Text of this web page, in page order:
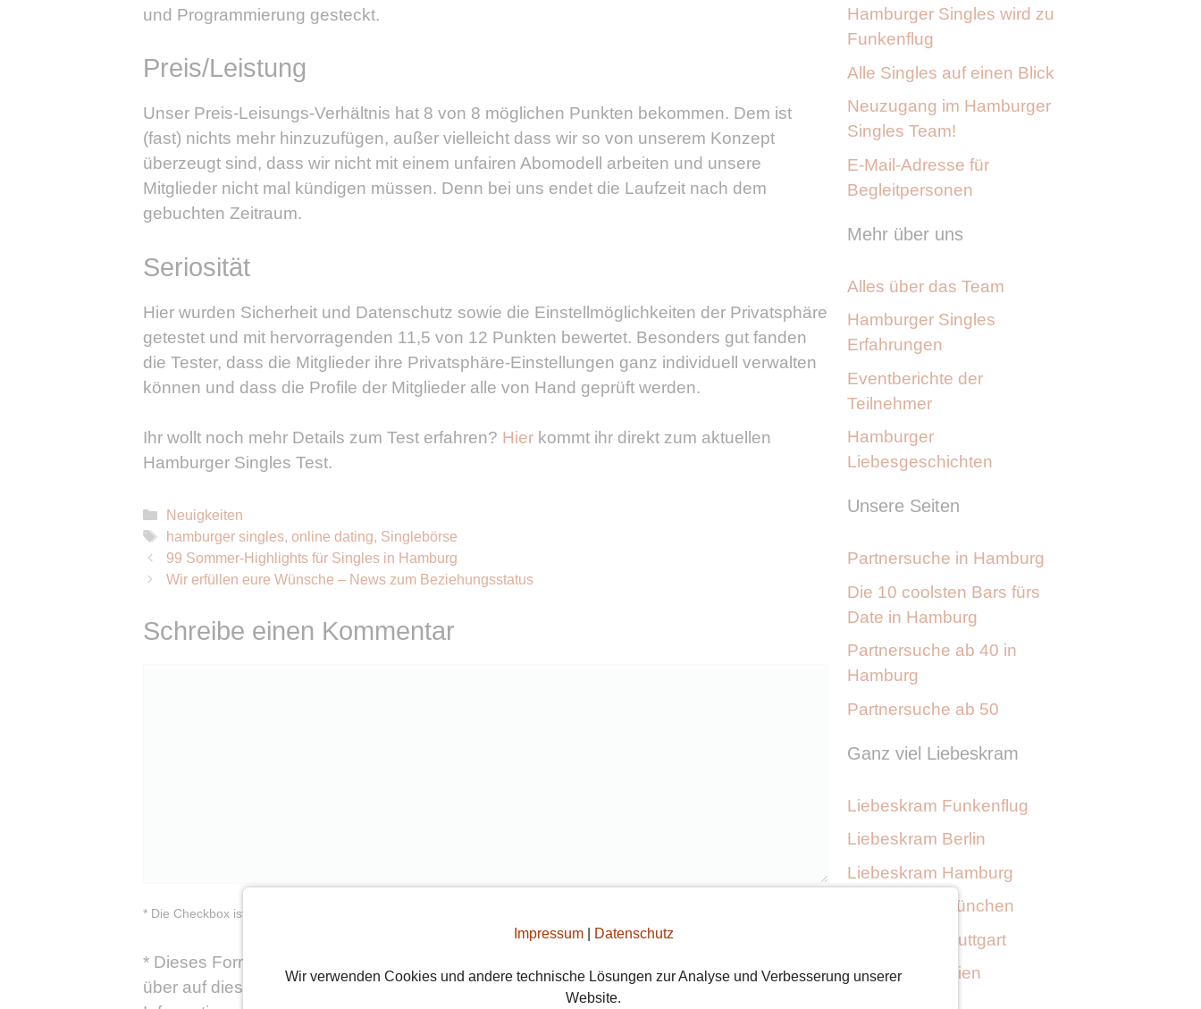
Impressum| Datenschutz
Wir verwenden Cookies und andere technische Lösungen zur Analyse und Verbesserung unserer
Website.
und Programmierung gesteckt.
Preis/Leistung
Unser Preis-Leisungs-Verhältnis hat 8 von 8 möglichen Punkten bekommen. Dem ist
(fast) nichts mehr hinzuzufügen, außer vielleicht dass wir so von unserem Konzept
überzeugt sind, dass wir nicht mit einem unfairen Abomodell arbeiten und unsere
Mitglieder nicht mal kündigen müssen. Denn bei uns endet die Laufzeit nach dem
gebuchten Zeitraum.
Seriosität
Hier wurden Sicherheit und Datenschutz sowie die Einstellmöglichkeiten der Privatsphäre
getestet und mit hervorragenden 11,5 von 12 Punkten bewertet. Besonders gut fanden
die Tester, dass die Mitglieder ihre Privatsphäre-Einstellungen ganz individuell verwalten
können und dass die Profile der Mitglieder alle von Hand geprüft werden.
Ihr wollt noch mehr Details zum Test erfahren? Hier kommt ihr direkt zum aktuellen
Hamburger Singles Test.
Kategorien
Neuigkeiten
Schlagwörter
hamburger singles, online dating, Singlebörse
99 Sommer-Highlights für Singles in Hamburg
Wir erfüllen eure Wünsche – News zum Beziehungsstatus
Schreibe einen Kommentar
* Die Checkbox ist ein Pflichtfeld
* Dieses Formular speichert Name, E-Mail, Webseite und Inhalt, damit wir den Überblick
über auf dieser Webseite veröffentlichte Kommentare behalten. Für detaillierte
Hamburger Singles wird zu
Funkenflug
Alle Singles auf einen Blick
Neuzugang im Hamburger
Singles Team!
E-Mail-Adresse für
Begleitpersonen
Mehr über uns
Alles über das Team
Hamburger Singles
Erfahrungen
Eventberichte der
Teilnehmer
Hamburger
Liebesgeschichten
Unsere Seiten
Partnersuche in Hamburg
Die 10 coolsten Bars fürs
Date in Hamburg
Partnersuche ab 40 in
Hamburg
Partnersuche ab 50
Ganz viel Liebeskram
Liebeskram Funkenflug
Liebeskram Berlin
Liebeskram Hamburg
Liebeskram München
Liebeskram Stuttgart
Liebeskram Wien